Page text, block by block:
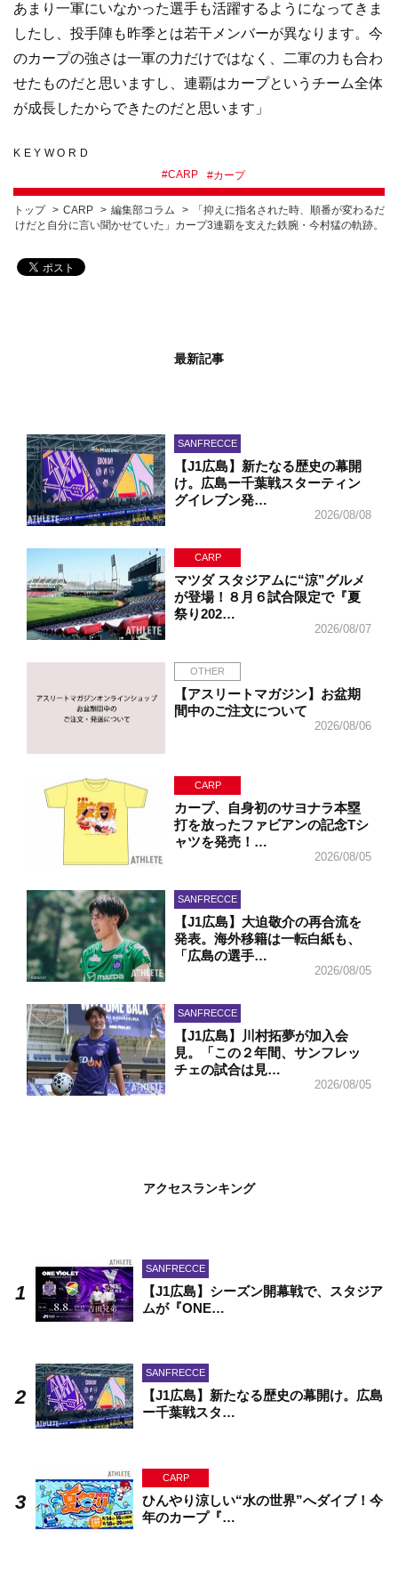
あまり一軍にいなかった選手も活躍するようになってきま
したし、投手陣も昨季とは若干メンバーが異なります。今
のカープの強さは一軍の力だけではなく、二軍の力も合わ
せたものだと思いますし、連覇はカープというチーム全体
が成長したからできたのだと思います」
KEYWORD
#CARP #カープ
トップ CARP 編集部コラム
「抑えに指名された時、順番が変わるだ
けだと自分に言い聞かせていた」カープ3連覇を支えた鉄腕・今村猛の軌跡。
最新記事
SANFRECCE
【J1広島】新たなる歴史の幕開
け。広島ー千葉戦スターティン
グイレブン発…
2026/08/08
CARP
マツダ スタジアムに“涼”グルメ
が登場！８月６試合限定で『夏
祭り202…
2026/08/07
OTHER
【アスリートマガジン】お盆期
間中のご注文について
2026/08/06
CARP
カープ、自身初のサヨナラ本塁
打を放ったファビアンの記念Tシ
ャツを発売！…
2026/08/05
SANFRECCE
【J1広島】大迫敬介の再合流を
発表。海外移籍は一転白紙も、
「広島の選手…
2026/08/05
SANFRECCE
【J1広島】川村拓夢が加入会
見。「この２年間、サンフレッ
チェの試合は見…
2026/08/05
アクセスランキング
SANFRECCE
【J1広島】シーズン開幕戦で、スタジア
ムが『ONE…
SANFRECCE
【J1広島】新たなる歴史の幕開け。広島
ー千葉戦スタ…
CARP
ひんやり涼しい“水の世界”へダイブ！今
年のカープ『…